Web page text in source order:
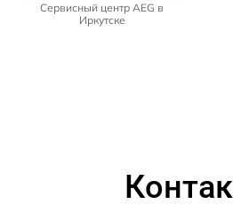
Сервисный центр AEG в
Иркутске